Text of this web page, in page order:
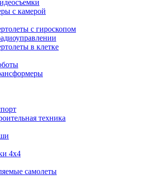
с камерой
с гироскопом
в клетке
техника
4x4
самолеты